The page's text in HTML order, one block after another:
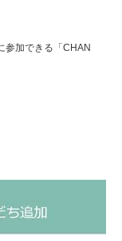
参加できる「CHAN